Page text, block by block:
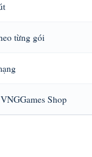
từng gói
Shop